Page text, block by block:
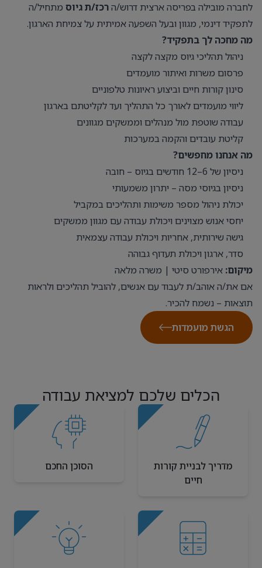
לחברה מובילה בפריסה ארצית דרוש/הרכז/ת גיוס מתחיל/ה
לתפקיד דינמי, מגוון ובעל השפעה אמיתית על צמיחת הארגון.
מה מחכה לך בתפקיד?
ניהול תהליכי גיוס מקצה לקצה
פרסום משרות ואיתור מועמדים
סינון קורות חיים וביצוע ראיונות טלפוניים
ליווי מועמדים לאורך כל התהליך ועד לקליטתם בארגון
עבודה שוטפת מול מנהלים וממשקים מגוונים
קליטת עובדים והקמה במערכות
מה אנחנו מחפשים?
ניסיון של 6–12 חודשים בגיוס – חובה
ניסיון בגיוסי מסה – יתרון משמעותי
יכולת ניהול מספר משימות ותהליכים במקביל
יחסי אנוש מצוינים ויכולת עבודה עם מגוון ממשקים
גישה שירותית, אחריות ויכולת עבודה עצמאית
סדר, ארגון ויכולת תעדוף גבוהה
מיקום: אירפורט סיטי | משרה מלאה
אם את/ה אוהב/ת לעבוד עם אנשים, להוביל תהליכים ולראות
תוצאות – נשמח להכיר.
הגשת מועמדות
הכלים שלכם למציאת עבודה
מדריך לבניית קורות
חיים
הסוכן החכם